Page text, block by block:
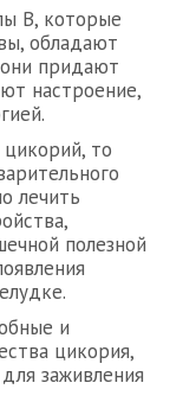
В, которые
обладают
придают
настроение,
цикорий, то
лечить
полезной
и
цикория,
заживления